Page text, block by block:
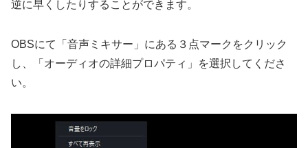
逆に早くしたりすることができます。
OBSにて「音声ミキサー」にある３点マークをクリック
し、「オーディオの詳細プロパティ」を選択してくださ
い。